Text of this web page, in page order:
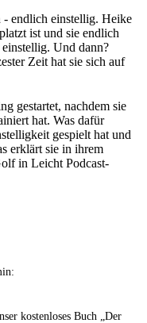
endlich einstellig. Heike
ist und sie endlich
Und dann?
Zeit hat sie sich auf
gestartet, nachdem sie
hat. Was dafür
gespielt hat und
erklärt sie in ihrem
in Leicht Podcast-
kostenloses Buch „Der